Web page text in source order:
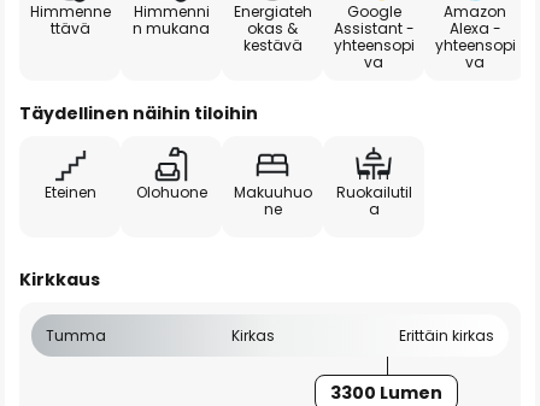
Himmenne
ttävä
Himmenni
n mukana
Energiateh
okas &
kestävä
Google
Assistant -
yhteensopi
va
Amazon
Alexa -
yhteensopi
va
Täydellinen näihin tiloihin
Eteinen Olohuone
Makuuhuo
ne
Ruokailutil
a
Kirkkaus
Tumma Kirkas Erittäin kirkas
3300 Lumen